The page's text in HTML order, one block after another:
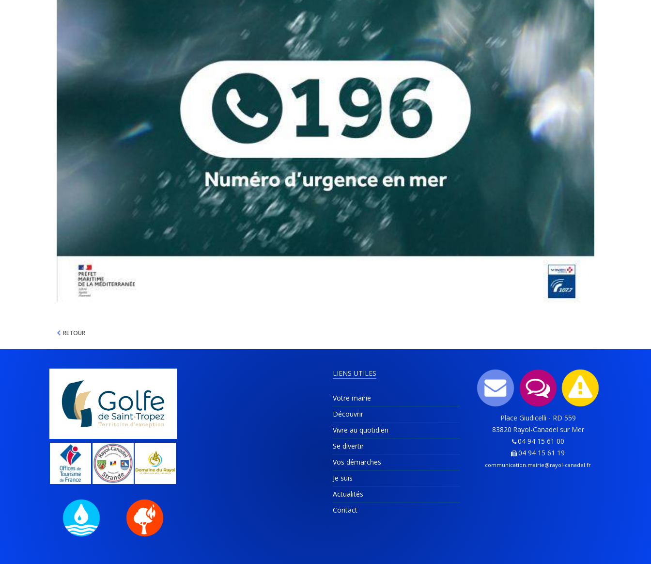
RETOUR
LIENS UTILES
Votre mairie
Découvrir
Vivre au quotidien
Se divertir
Vos démarches
Je suis
Actualités
Contact
Place Giudicelli - RD 559
83820 Rayol-Canadel sur Mer
04 94 15 61 00
04 94 15 61 19
communication.mairie@rayol-canadel.fr